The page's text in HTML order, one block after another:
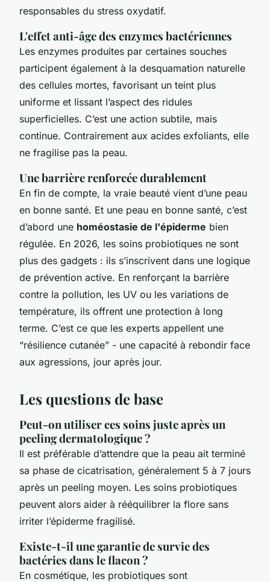
responsables du stress oxydatif.
L'effet anti-âge des enzymes bactériennes
Les enzymes produites par certaines souches
participent également à la desquamation naturelle
des cellules mortes, favorisant un teint plus
uniforme et lissant l’aspect des ridules
superficielles. C’est une action subtile, mais
continue. Contrairement aux acides exfoliants, elle
ne fragilise pas la peau.
Une barrière renforcée durablement
En fin de compte, la vraie beauté vient d’une peau
en bonne santé. Et une peau en bonne santé, c’est
d’abord une homéostasie de l'épiderme bien
régulée. En 2026, les soins probiotiques ne sont
plus des gadgets : ils s’inscrivent dans une logique
de prévention active. En renforçant la barrière
contre la pollution, les UV ou les variations de
température, ils offrent une protection à long
terme. C’est ce que les experts appellent une
“résilience cutanée” - une capacité à rebondir face
aux agressions, jour après jour.
Les questions de base
Peut-on utiliser ces soins juste après un
peeling dermatologique ?
Il est préférable d’attendre que la peau ait terminé
sa phase de cicatrisation, généralement 5 à 7 jours
après un peeling moyen. Les soins probiotiques
peuvent alors aider à rééquilibrer la flore sans
irriter l’épiderme fragilisé.
Existe-t-il une garantie de survie des
bactéries dans le flacon ?
En cosmétique, les probiotiques sont